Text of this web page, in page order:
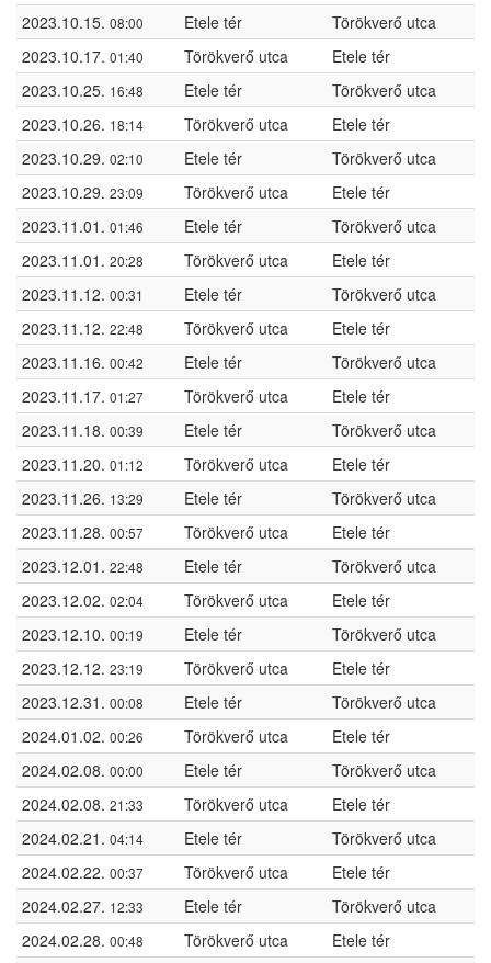
2023.10.15. 08:00 Etele tér
Törökverő utca
2023.10.17. 01:40 Törökverő utca
Etele tér
2023.10.25. 16:48 Etele tér
Törökverő utca
2023.10.26. 18:14 Törökverő utca
Etele tér
2023.10.29. 02:10 Etele tér
Törökverő utca
2023.10.29. 23:09 Törökverő utca
Etele tér
2023.11.01. 01:46 Etele tér
Törökverő utca
2023.11.01. 20:28 Törökverő utca
Etele tér
2023.11.12. 00:31 Etele tér
Törökverő utca
2023.11.12. 22:48 Törökverő utca
Etele tér
2023.11.16. 00:42 Etele tér
Törökverő utca
2023.11.17. 01:27 Törökverő utca
Etele tér
2023.11.18. 00:39 Etele tér
Törökverő utca
2023.11.20. 01:12 Törökverő utca
Etele tér
2023.11.26. 13:29 Etele tér
Törökverő utca
2023.11.28. 00:57 Törökverő utca
Etele tér
2023.12.01. 22:48 Etele tér
Törökverő utca
2023.12.02. 02:04 Törökverő utca
Etele tér
2023.12.10. 00:19 Etele tér
Törökverő utca
2023.12.12. 23:19 Törökverő utca
Etele tér
2023.12.31. 00:08 Etele tér
Törökverő utca
2024.01.02. 00:26 Törökverő utca
Etele tér
2024.02.08. 00:00 Etele tér
Törökverő utca
2024.02.08. 21:33 Törökverő utca
Etele tér
2024.02.21. 04:14 Etele tér
Törökverő utca
2024.02.22. 00:37 Törökverő utca
Etele tér
2024.02.27. 12:33 Etele tér
Törökverő utca
2024.02.28. 00:48 Törökverő utca Etele tér